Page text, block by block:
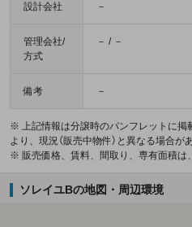
設計会社 －
管理会社/
方式
－ / －
備考 －
※ 上記情報は分譲時のパンフレットに掲
より、現況（販売中物件）と異なる場合が
※ 販売価格、賃料、間取り、専有面積は
ソレイユBの地図・周辺環境